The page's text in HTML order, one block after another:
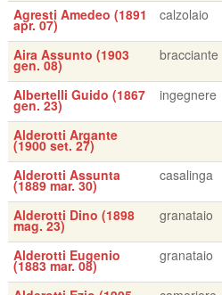
Agresti Amedeo (1891
apr. 07)
calzolaio
Aira Assunto (1903
gen. 08)
bracciante
Albertelli Guido (1867
gen. 23)
ingegnere
Alderotti Argante
(1900 set. 27)
Alderotti Assunta
(1889 mar. 30)
casalinga
Alderotti Dino (1898
mag. 23)
granataio
Alderotti Eugenio
(1883 mar. 08)
granataio